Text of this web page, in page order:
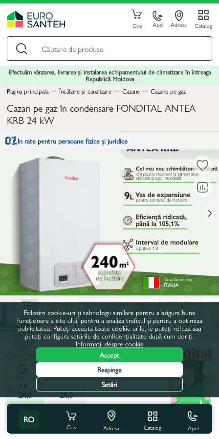
Coș Apel Adresa Catalog
Efectuăm vânzarea, livrarea și instalarea echipamentului de climatizare în întreaga
Republică Moldova
Pagina principala
Încălzire și canalizare Cazane Cazane pe gaz
Cazan pe gaz în condensare FONDITAL ANTEA
KRB 24 kW
In rate pentru persoane fizice și juridice
Putere, kW:
24,0
28,0
Toate caracteristicile
Cu acest produs se cumpără
RO
Coș Adresa Catalog Apel
4.8
Folosim cookie-uri și tehnologii similare pentru a asigura buna
funcționare a site-ului, pentru a analiza traficul și pentru a optimiza
publicitatea. Puteți accepta toate cookie-urile, le puteți refuza sau
puteți configura setările de confidențialitate după cum doriți.
Informații despre cookie
Accept
Respinge
Setări